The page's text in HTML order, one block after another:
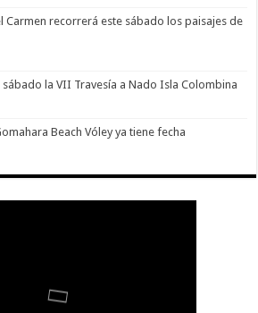
Carmen recorrerá este sábado los paisajes de
sábado la VII Travesía a Nado Isla Colombina
Beach Vóley ya tiene fecha